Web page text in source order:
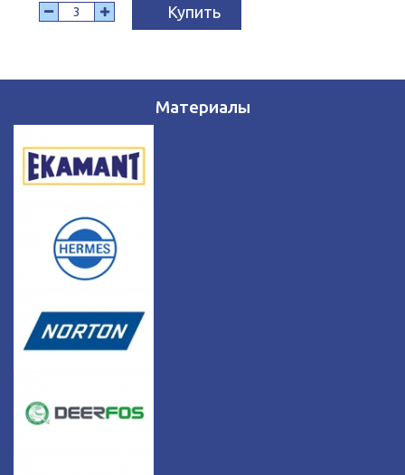
Купить
Материалы